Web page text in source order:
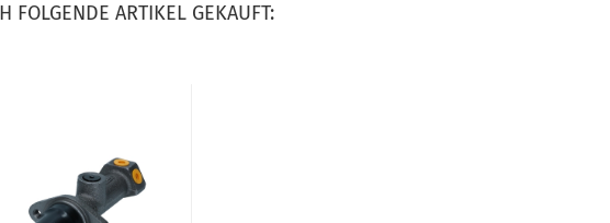
FOLGENDE ARTIKEL GEKAUFT: